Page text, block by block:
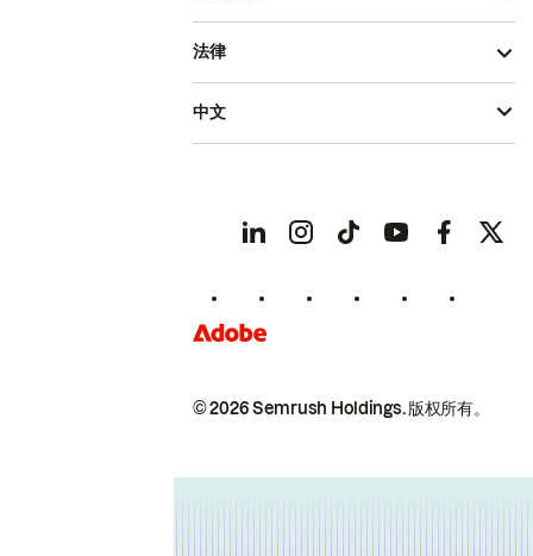
© 2026 Semrush Holdings.版权所有。
法律
中文